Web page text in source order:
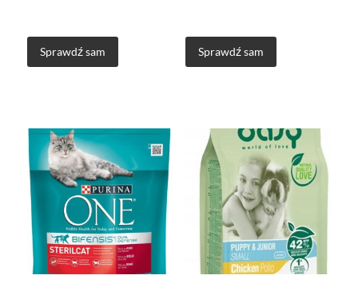
Sprawdź sam Sprawdź sam